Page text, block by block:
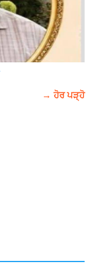
→ ਹੋਰ ਪੜ੍ਹੋ